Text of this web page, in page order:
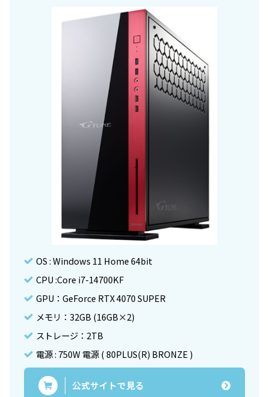
OS : Windows 11 Home 64bit
CPU :Core i7-14700KF
GPU：GeForce RTX 4070 SUPER
メモリ：32GB (16GB×2)
ストレージ：2TB
電源 : 750W 電源 ( 80PLUS(R) BRONZE )
公式サイトで見る